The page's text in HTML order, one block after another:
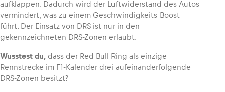
aufklappen. Dadurch wird der Luftwiderstand des Autos
vermindert, was zu einem Geschwindigkeits-Boost
führt. Der Einsatz von DRS ist nur in den
gekennzeichneten DRS-Zonen erlaubt.
Wusstest du, dass der Red Bull Ring als einzige
Rennstrecke im F1-Kalender drei aufeinanderfolgende
DRS-Zonen besitzt?